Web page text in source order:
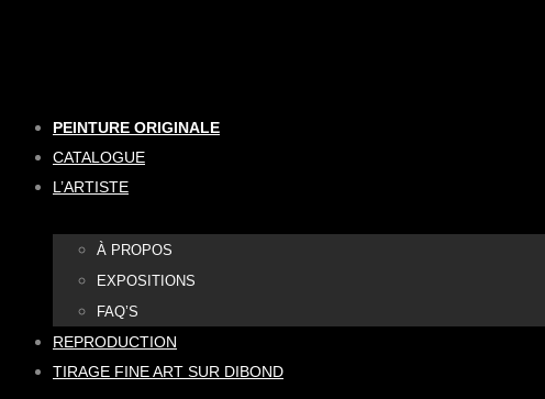
PEINTURE ORIGINALE
CATALOGUE
L’ARTISTE
À PROPOS
EXPOSITIONS
FAQ’S
REPRODUCTION
TIRAGE FINE ART SUR DIBOND